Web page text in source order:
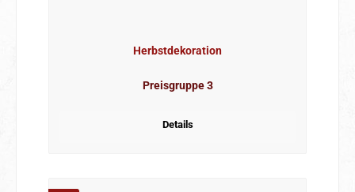
Herbstdekoration
Preisgruppe 3
Details